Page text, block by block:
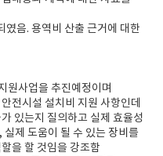
였음. 용역비 산출 근거에 대한
원사업을 추진예정이며
전시설 설치비 지원 사항인데
있는지 질의하고 실제 효율성
제 도움이 될 수 있는 장비를
을 할 것임을 강조함